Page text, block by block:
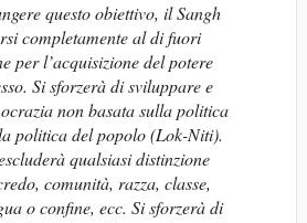
questo obiettivo, il Sangh
completamente al di fuori
per l’acquisizione del potere
Si sforzerà di sviluppare e
non basata sulla politica
politica del popolo (Lok-Niti).
qualsiasi distinzione
comunità, razza, classe,
o confine, ecc. Si sforzerà di